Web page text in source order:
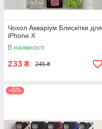
Чохол Акваріум Блискітки для
iPhone X
В наявності
233 ₴ 245 ₴
–5%